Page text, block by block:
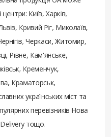
Київ, Харків,
Кривий Ріг, Миколаїв,
Черкаси, Житомир,
Рівне, Кам'янське,
Кременчук,
Краматорськ,
українських міст та
перевізників Нова
тощо.